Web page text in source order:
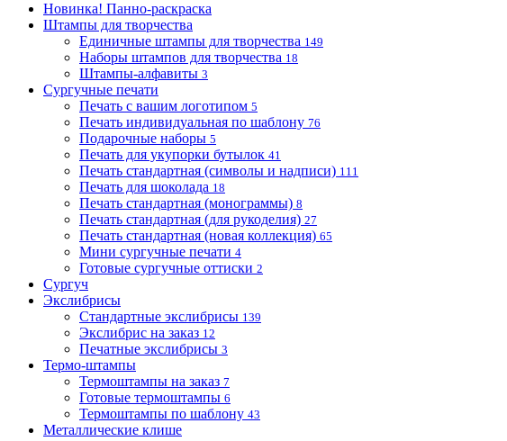
Новинка! Панно-раскраска
Штампы для творчества
Единичные штампы для творчества 149
Наборы штампов для творчества 18
Штампы-алфавиты 3
Сургучные печати
Печать с вашим логотипом 5
Печать индивидуальная по шаблону 76
Подарочные наборы 5
Печать для укупорки бутылок 41
Печать стандартная (символы и надписи) 111
Печать для шоколада 18
Печать стандартная (монограммы) 8
Печать стандартная (для рукоделия) 27
Печать стандартная (новая коллекция) 65
Мини сургучные печати 4
Готовые сургучные оттиски 2
Сургуч
Экслибрисы
Стандартные экслибрисы 139
Экслибрис на заказ 12
Печатные экслибрисы 3
Термо-штампы
Термоштампы на заказ 7
Готовые термоштампы 6
Термоштампы по шаблону 43
Металлические клише